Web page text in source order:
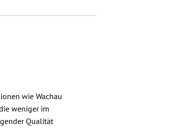
erfährst du, was
wie Wachau
weniger im
Qualität